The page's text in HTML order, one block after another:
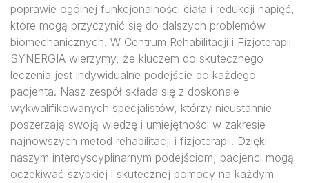
poprawie ogólnej funkcjonalności ciała i redukcji napięć,
które mogą przyczynić się do dalszych problemów
biomechanicznych. W Centrum Rehabilitacji i Fizjoterapii
SYNERGIA wierzymy, że kluczem do skutecznego
leczenia jest indywidualne podejście do każdego
pacjenta. Nasz zespół składa się z doskonale
wykwalifikowanych specjalistów, którzy nieustannie
poszerzają swoją wiedzę i umiejętności w zakresie
najnowszych metod rehabilitacji i fizjoterapii. Dzięki
naszym interdyscyplinarnym podejściom, pacjenci mogą
oczekiwać szybkiej i skutecznej pomocy na każdym